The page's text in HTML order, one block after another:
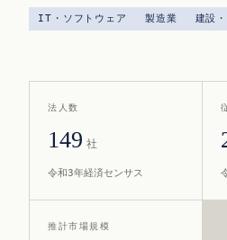
IT・ソフトウェア 製造業 建設
法人数
149 社
令和3年経済センサス
推計市場規模